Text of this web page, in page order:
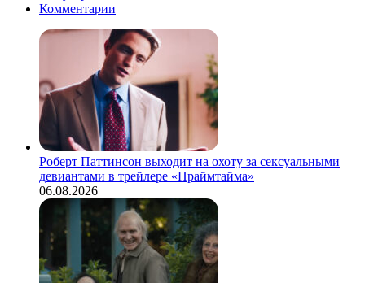
Комментарии
Роберт Паттинсон выходит на охоту за сексуальными
девиантами в трейлере «Праймтайма»
06.08.2026